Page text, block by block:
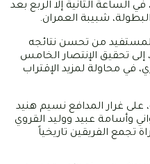
الساعة الثانية إلا الربع بعد
شبيبة العمران.
من تحسن نتائجه
تحقيق الإنتصار الخامس
في محاولة لمزيد الإقتراب
على غرار المدافع نسيم هنيد
وأسامة عبيد ووليد القروي
تجمع الفريقين تاريخياً